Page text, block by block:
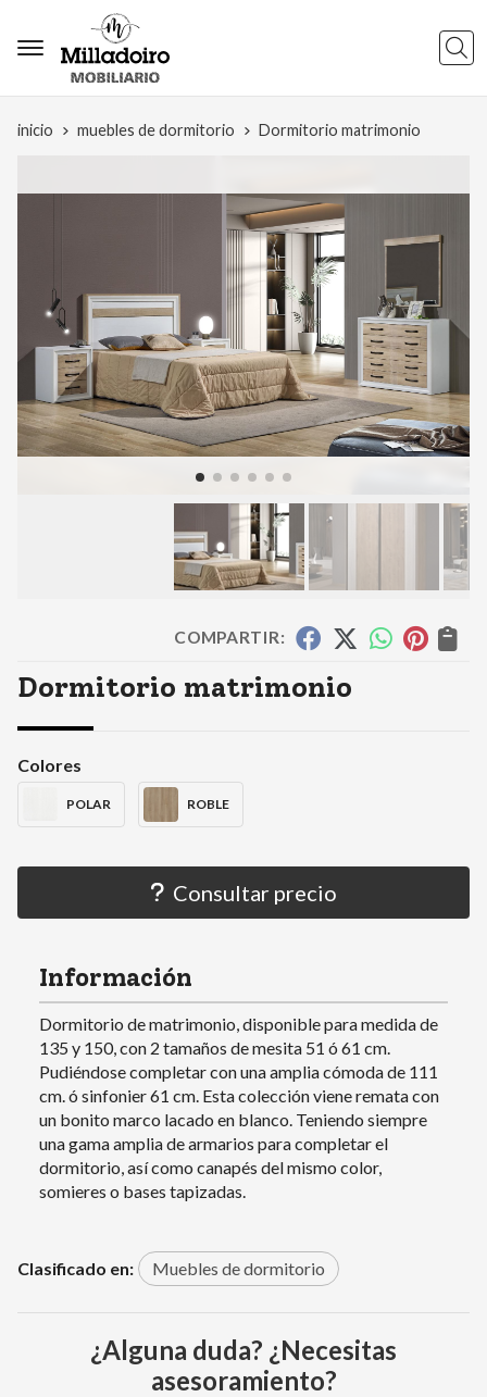
inicio muebles de dormitorio Dormitorio matrimonio
COMPARTIR:
Dormitorio matrimonio
Colores
POLAR ROBLE
Consultar precio
Información
Dormitorio de matrimonio, disponible para medida de
135 y 150, con 2 tamaños de mesita 51 ó 61 cm.
Pudiéndose completar con una amplia cómoda de 111
cm. ó sinfonier 61 cm. Esta colección viene remata con
un bonito marco lacado en blanco. Teniendo siempre
una gama amplia de armarios para completar el
dormitorio, así como canapés del mismo color,
somieres o bases tapizadas.
Clasificado en: Muebles de dormitorio
¿Alguna duda? ¿Necesitas
asesoramiento?